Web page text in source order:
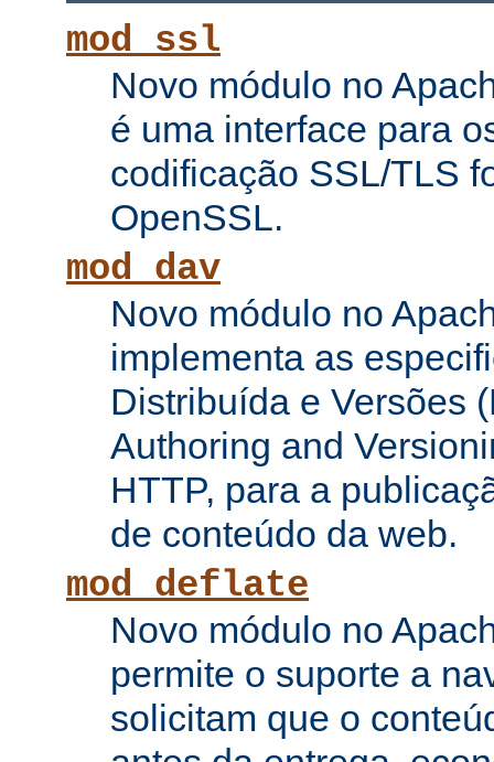
mod_ssl
Novo módulo no
é uma interface para
codificação SSL/TLS
OpenSSL.
mod_dav
Novo módulo no
implementa as
Distribuída e Versões
Authoring and
HTTP, para a
de conteúdo da web.
mod_deflate
Novo módulo no
permite o suporte a
solicitam que o